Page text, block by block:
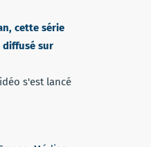
cette série
diffusé sur
s'est lancé